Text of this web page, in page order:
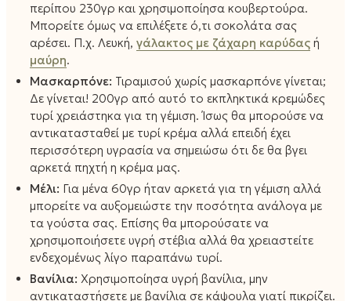
περίπου 230γρ και χρησιμοποίησα κουβερτούρα.
Μπορείτε όμως να επιλέξετε ό,τι σοκολάτα σας
αρέσει. Π.χ. Λευκή, γάλακτος με ζάχαρη καρύδας ή
μαύρη.
Μασκαρπόνε: Τιραμισού χωρίς μασκαρπόνε γίνεται;
Δε γίνεται! 200γρ από αυτό το εκπληκτικά κρεμώδες
τυρί χρειάστηκα για τη γέμιση. Ίσως θα μπορούσε να
αντικατασταθεί με τυρί κρέμα αλλά επειδή έχει
περισσότερη υγρασία να σημειώσω ότι δε θα βγει
αρκετά πηχτή η κρέμα μας.
Μέλι: Για μένα 60γρ ήταν αρκετά για τη γέμιση αλλά
μπορείτε να αυξομειώστε την ποσότητα ανάλογα με
τα γούστα σας. Επίσης θα μπορούσατε να
χρησιμοποιήσετε υγρή στέβια αλλά θα χρειαστείτε
ενδεχομένως λίγο παραπάνω τυρί.
Βανίλια: Χρησιμοποίησα υγρή βανίλια, μην
αντικαταστήσετε με βανίλια σε κάψουλα γιατί πικρίζει.